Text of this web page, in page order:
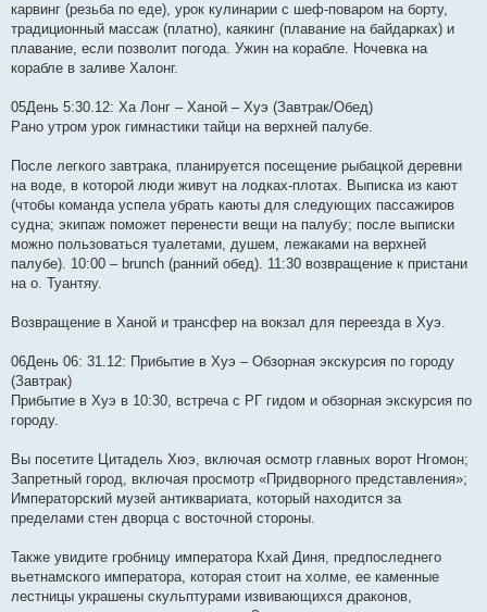
карвинг (резьба по еде), урок кулинарии с шеф-поваром на борту,
традиционный массаж (платно), каякинг (плавание на байдарках) и
плавание, если позволит погода. Ужин на корабле. Ночевка на
корабле в заливе Халонг.
05День 5:30.12: Ха Лонг – Ханой – Хуэ (Завтрак/Обед)
Рано утром урок гимнастики тайци на верхней палубе.
После легкого завтрака, планируется посещение рыбацкой деревни
на воде, в которой люди живут на лодках-плотах. Выписка из кают
(чтобы команда успела убрать каюты для следующих пассажиров
судна; экипаж поможет перенести вещи на палубу; после выписки
можно пользоваться туалетами, душем, лежаками на верхней
палубе). 10:00 – brunch (ранний обед). 11:30 возвращение к пристани
на о. Туантяу.
Возвращение в Ханой и трансфер на вокзал для переезда в Хуэ.
06День 06: 31.12: Прибытие в Хуэ – Обзорная экскурсия по городу
(Завтрак)
Прибытие в Хуэ в 10:30, встреча с РГ гидом и обзорная экскурсия по
городу.
Вы посетите Цитадель Хюэ, включая осмотр главных ворот Нгомон;
Запретный город, включая просмотр «Придворного представления»;
Императорский музей антиквариата, который находится за
пределами стен дворца с восточной стороны.
Также увидите гробницу императора Кхай Диня, предпоследнего
вьетнамского императора, которая стоит на холме, ее каменные
лестницы украшены скульптурами извивающихся драконов,